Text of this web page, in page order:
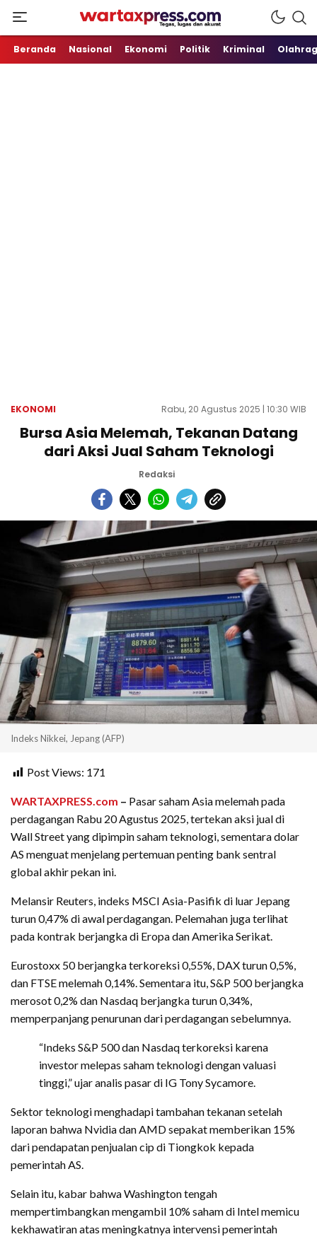
WartaXpress
Tegas, Lugas dan Akurat
Beranda Nasional Ekonomi Politik Kriminal
EKONOMI Rabu, 20 Agustus 2025 | 10:30 WIB
Bursa Asia Melemah, Tekanan Datang
dari Aksi Jual Saham Teknologi
Redaksi
Indeks Nikkei, Jepang (AFP)
Post Views: 171
WARTAXPRESS.com – Pasar saham Asia melemah pada
perdagangan Rabu 20 Agustus 2025, tertekan aksi jual di
Wall Street yang dipimpin saham teknologi, sementara dolar
AS menguat menjelang pertemuan penting bank sentral
global akhir pekan ini.
Melansir Reuters, indeks MSCI Asia-Pasifik di luar Jepang
turun 0,47% di awal perdagangan. Pelemahan juga terlihat
pada kontrak berjangka di Eropa dan Amerika Serikat.
Eurostoxx 50 berjangka terkoreksi 0,55%, DAX turun 0,5%,
dan FTSE melemah 0,14%. Sementara itu, S&P 500 berjangka
merosot 0,2% dan Nasdaq berjangka turun 0,34%,
memperpanjang penurunan dari perdagangan sebelumnya.
“Indeks S&P 500 dan Nasdaq terkoreksi karena
investor melepas saham teknologi dengan valuasi
tinggi,” ujar analis pasar di IG Tony Sycamore.
Sektor teknologi menghadapi tambahan tekanan setelah
laporan bahwa Nvidia dan AMD sepakat memberikan 15%
dari pendapatan penjualan cip di Tiongkok kepada
pemerintah AS.
Selain itu, kabar bahwa Washington tengah
mempertimbangkan mengambil 10% saham di Intel memicu
kekhawatiran atas meningkatnya intervensi pemerintah